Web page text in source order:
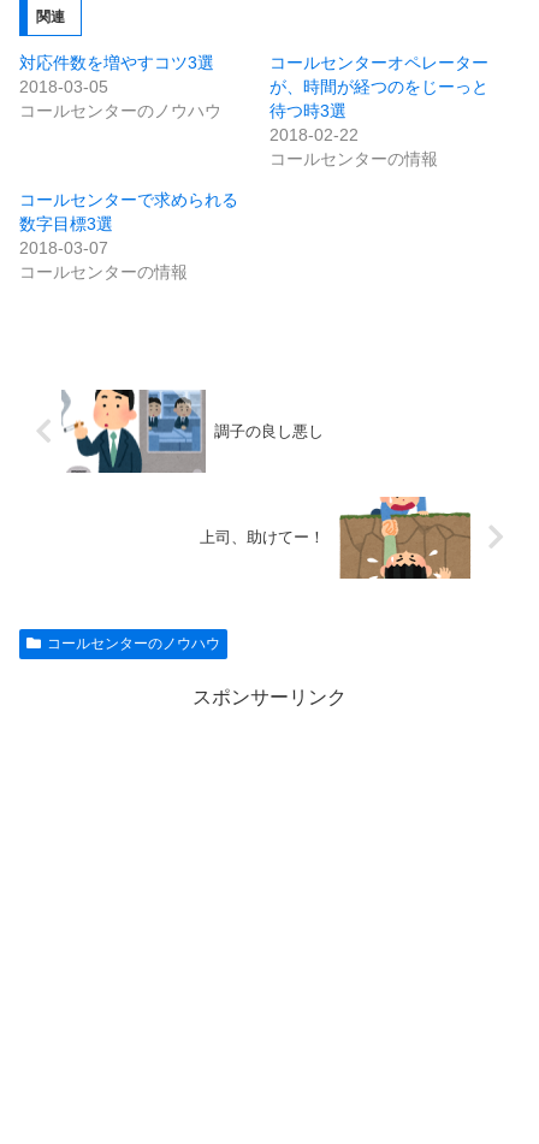
関連
対応件数を増やすコツ3選
2018-03-05
コールセンターのノウハウ
コールセンターオペレーター
が、時間が経つのをじーっと
待つ時3選
2018-02-22
コールセンターの情報
コールセンターで求められる
数字目標3選
2018-03-07
コールセンターの情報
調子の良し悪し
上司、助けてー！
コールセンターのノウハウ
スポンサーリンク